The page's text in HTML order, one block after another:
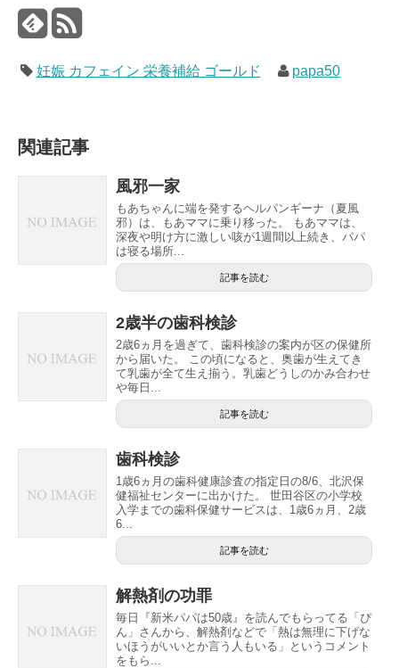
妊娠 カフェイン 栄養補給 ゴールド papa50
関連記事
風邪一家
もあちゃんに端を発するヘルパンギーナ（夏風
邪）は、もあママに乗り移った。 もあママは、
深夜や明け方に激しい咳が1週間以上続き、パパ
は寝る場所...
記事を読む
2歳半の歯科検診
2歳6ヵ月を過ぎて、歯科検診の案内が区の保健所
から届いた。 この頃になると、奥歯が生えてき
て乳歯が全て生え揃う。乳歯どうしのかみ合わせ
や毎日...
記事を読む
歯科検診
1歳6ヵ月の歯科健康診査の指定日の8/6、北沢保
健福祉センターに出かけた。 世田谷区の小学校
入学までの歯科保健サービスは、1歳6ヵ月、2歳
6...
記事を読む
解熱剤の功罪
毎日『新米パパは50歳』を読んでもらってる「ぴ
ん」さんから、解熱剤などで「熱は無理に下げな
いほうがいいとか言う人もいる」というコメント
をもら...